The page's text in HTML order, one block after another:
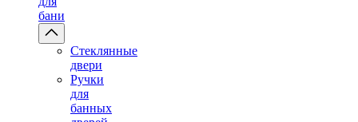
бани
Стеклянные
двери
Ручки
для
банных